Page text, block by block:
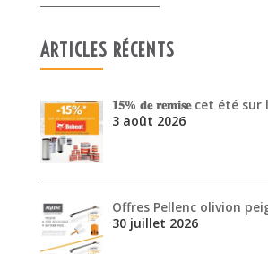
ARTICLES RÉCENTS
𝟏𝟓% 𝐝𝐞 𝐫𝐞𝐦𝐢𝐬𝐞 cet été
3 août 2026
Offres Pellenc olivion
30 juillet 2026